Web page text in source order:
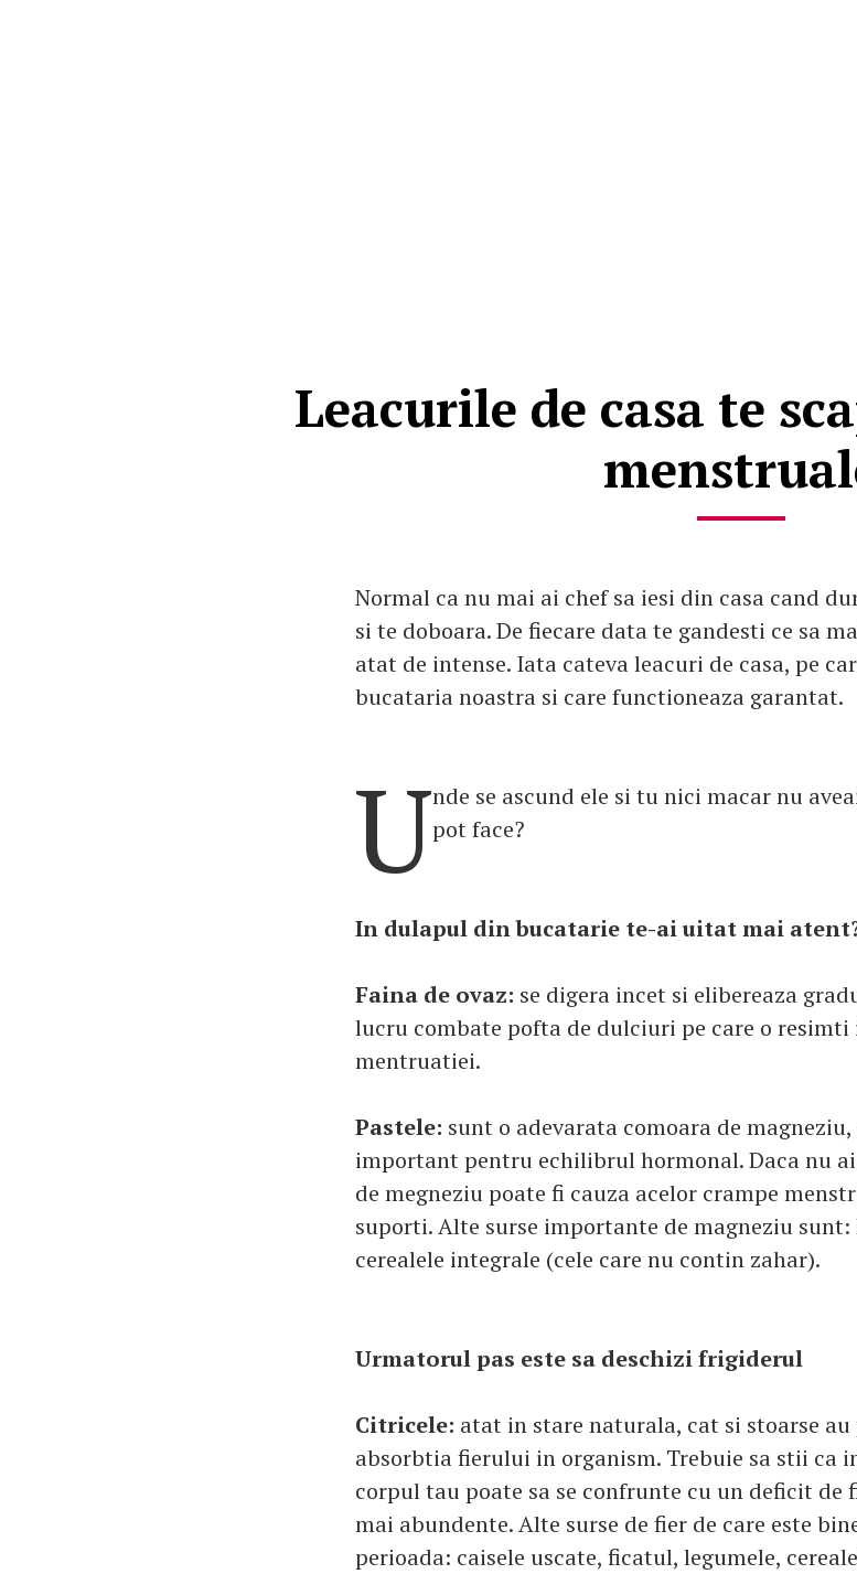
Leacurile de casa te
Normal ca nu mai ai chef sa iesi din casa cand
si te doboara. De fiecare data te gandesti ce sa
atat de intense. Iata cateva leacuri de casa, pe
bucataria noastra si care functioneaza garantat.
Unde se ascund ele si tu nici macar nu
pot face?
In dulapul din bucatarie te-ai uitat mai
Faina de ovaz: se digera incet si elibereaza
lucru combate pofta de dulciuri pe care o
mentruatiei.
Pastele: sunt o adevarata comoara de
important pentru echilibrul hormonal. Daca nu
de megneziu poate fi cauza acelor crampe
suporti. Alte surse importante de magneziu
cerealele integrale (cele care nu contin zahar).
Urmatorul pas este sa deschizi frigiderul
Citricele: atat in stare naturala, cat si stoarse
absorbtia fierului in organism. Trebuie sa stii ca
corpul tau poate sa se confrunte cu un deficit de
mai abundente. Alte surse de fier de care este
perioada: caisele uscate, ficatul, legumele,